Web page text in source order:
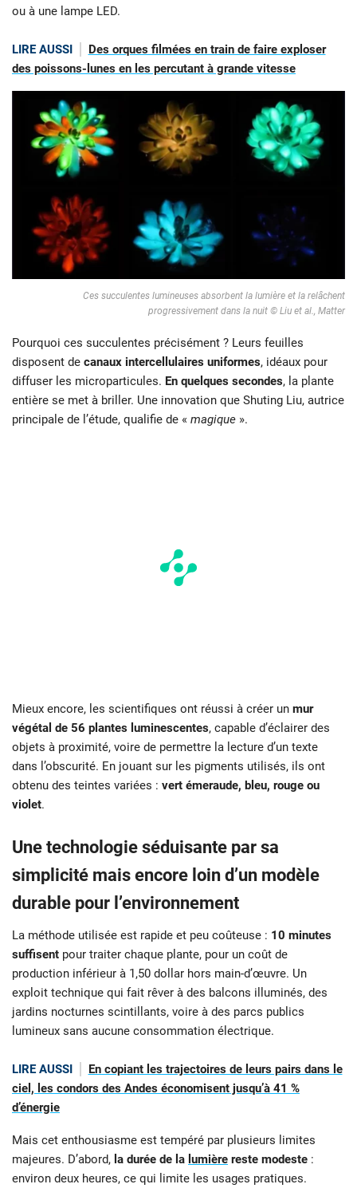
ou à une lampe LED.
LIRE AUSSI
Des orques filmées en train de faire exploser
des poissons-lunes en les percutant à grande vitesse
Ces succulentes lumineuses absorbent la lumière et la relâchent
progressivement dans la nuit © Liu et al., Matter
Pourquoi ces succulentes précisément ? Leurs feuilles
disposent de canaux intercellulaires uniformes, idéaux pour
diffuser les microparticules. En quelques secondes, la plante
entière se met à briller. Une innovation que Shuting Liu, autrice
principale de l’étude, qualifie de « magique ».
Mieux encore, les scientifiques ont réussi à créer un mur
végétal de 56 plantes luminescentes, capable d’éclairer des
objets à proximité, voire de permettre la lecture d’un texte
dans l’obscurité. En jouant sur les pigments utilisés, ils ont
obtenu des teintes variées : vert émeraude, bleu, rouge ou
violet.
Une technologie séduisante par sa
simplicité mais encore loin d’un modèle
durable pour l’environnement
La méthode utilisée est rapide et peu coûteuse : 10 minutes
suffisent pour traiter chaque plante, pour un coût de
production inférieur à 1,50 dollar hors main-d’œuvre. Un
exploit technique qui fait rêver à des balcons illuminés, des
jardins nocturnes scintillants, voire à des parcs publics
lumineux sans aucune consommation électrique.
LIRE AUSSI
En copiant les trajectoires de leurs pairs dans le
ciel, les condors des Andes économisent jusqu’à 41 %
d’énergie
Mais cet enthousiasme est tempéré par plusieurs limites
majeures. D’abord, la durée de la lumière reste modeste :
environ deux heures, ce qui limite les usages pratiques.